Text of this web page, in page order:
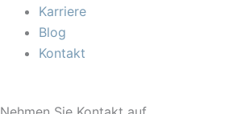
Karriere
Blog
Kontakt